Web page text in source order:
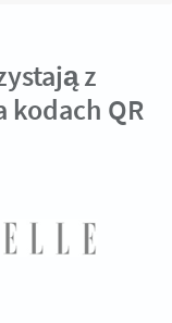
z
QR